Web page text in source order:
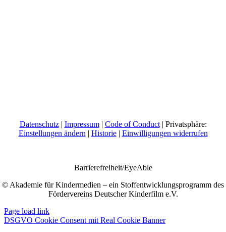
Datenschutz| Impressum| Code of Conduct| Privatsphäre:
Einstellungen ändern | Historie| Einwilligungen widerrufen
Barrierefreiheit/EyeAble
© Akademie für Kindermedien – ein Stoffentwicklungsprogramm des
Fördervereins Deutscher Kinderfilm e.V.
Page load link
DSGVO Cookie Consent mit Real Cookie Banner